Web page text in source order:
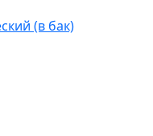
(в бак)